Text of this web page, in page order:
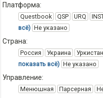
Платформа:
Questbook QSP URQ
всё) Не указано
Страна:
Россия Украина Уркистан
показать всё) Не указано
Управление:
Менюшная Парсерная